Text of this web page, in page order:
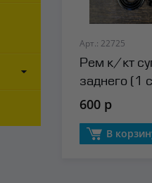
Арт.: 22725
Рем к/кт
заднего (1
Seinsa
600 р
В